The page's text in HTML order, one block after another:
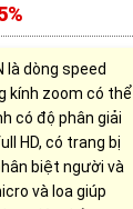
là dòng speed
kính zoom có thể
có độ phân giải
HD, có trang bị
biệt người và
và loa giúp